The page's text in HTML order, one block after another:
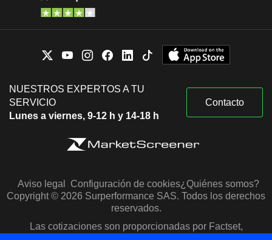
NUESTROS EXPERTOS A TU
SERVICIO
Lunes a viernes, 9-12 h y 14-18 h
Contacto
Aviso legal Configuración de cookies¿Quiénes somos?
Copyright © 2026 Surperformance SAS. Todos los derechos
reservados.
Las cotizaciones son proporcionadas por Factset,